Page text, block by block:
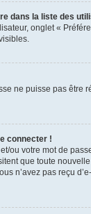
dans la liste des
onglet «
ne puisse pas
connecter !
ou votre mot de
que toute
n’avez pas reçu